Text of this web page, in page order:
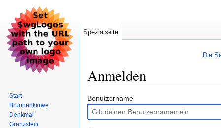
Die
Anmelden
Zur
Navigation
springen
Zur
Suche
springen
Benutzername
Spezialseite
Start
Brunnenkerwe
Denkmal
Grenzstein